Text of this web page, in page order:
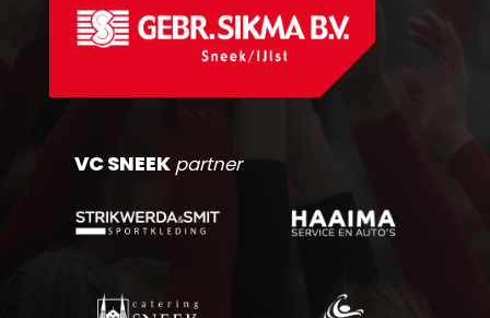
VC SNEEK partner